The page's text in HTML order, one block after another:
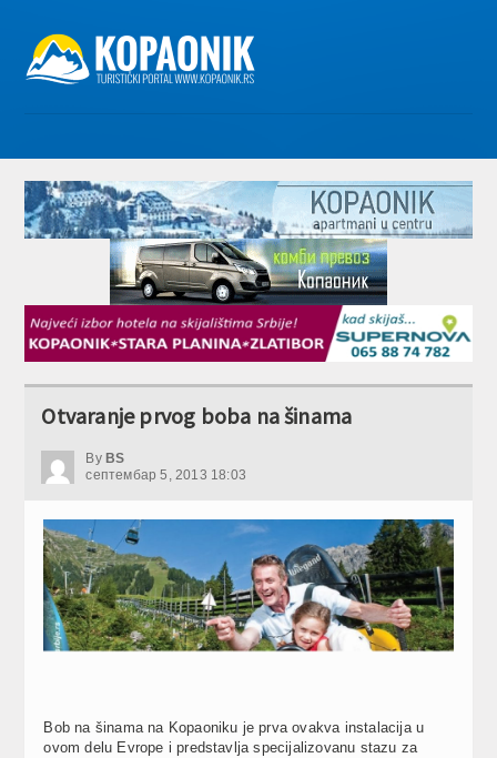
Otvaranje prvog boba na šinama
By BS
септембар 5, 2013 18:03
Bob na šinama na Kopaoniku je prva ovakva instalacija u
ovom delu Evrope i predstavlja specijalizovanu stazu za